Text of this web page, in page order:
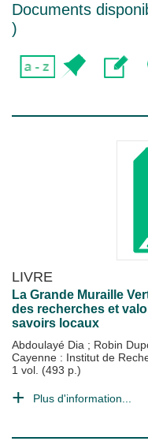
Documents
)
LIVRE
La Grande Muraille
des recherches et
savoirs locaux
Abdoulayé Dia ; Robin
Cayenne : Institut de
1 vol. (493 p.)
Plus d'information...